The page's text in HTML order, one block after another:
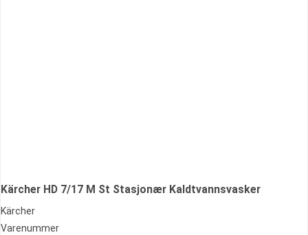
Kärcher HD 7/17 M St Stasjonær Kaldtvannsvasker
Kärcher
Varenummer